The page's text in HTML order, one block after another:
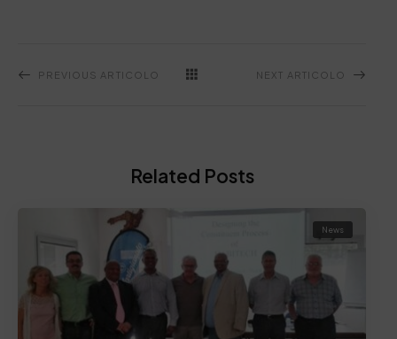
PREVIOUS ARTICOLO NEXT ARTICOLO
Related Posts
News